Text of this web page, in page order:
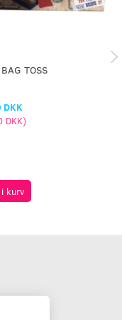
TOSS
DKK)
kurv